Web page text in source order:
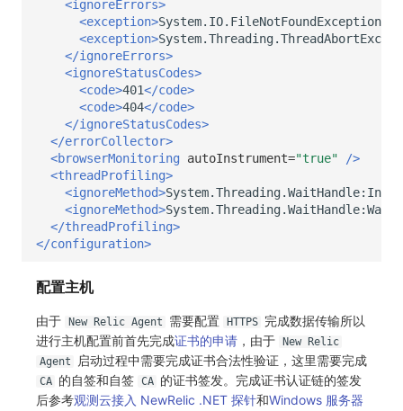
<ignoreErrors>
<exception>System.IO.FileNotFoundException
<exception>
</ignoreErrors>
<ignoreStatusCodes>
<code>401</code>
<code>404</code>
</ignoreStatusCodes>
</errorCollector>
<browserMonitoring
autoInstrument="true"
/>
<threadProfiling>
<ignoreMethod>
<ignoreMethod>
</threadProfiling>
</configuration>
配置主机
由于 New Relic Agent 需要配置 HTTPS
完成数据传输所以
进行主机配置前首先完成证书的申请 ，由于
New Relic
Agent
启动过程中需要完成证书合法性验证，这里需要完成
CA 的自签和自签 CA
的证书签发。完成证书认证链的签发
后参考观测云接入 NewRelic .NET 探针和Windows 服务器